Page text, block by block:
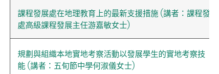
課程發展處在地理教育上的最新支援措施 (講者：課程發展
處高級課程發展主任游嘉敏女士)
規劃與組織本地實地考察活動以發展學生的實地考察技
能 (講者：五旬節中學何淑儀女士)